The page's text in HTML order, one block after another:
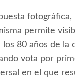
permite
80 años de la
vota por
en el que